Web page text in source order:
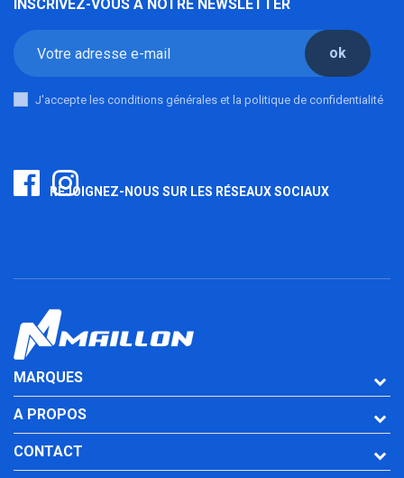
INSCRIVEZ-VOUS A NOTRE NEWSLETTER
ok
J'accepte les conditions générales et la politique de confidentialité
REJOIGNEZ-NOUS SUR LES RÉSEAUX SOCIAUX
MARQUES
A PROPOS
CONTACT